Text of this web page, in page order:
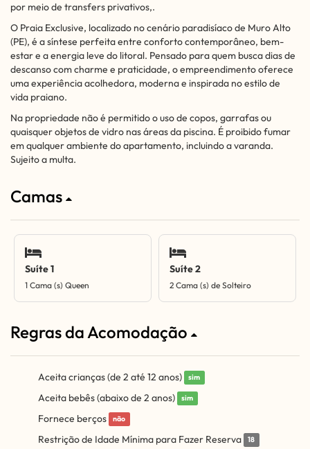
por meio de transfers privativos,.
O Praia Exclusive, localizado no cenário paradisíaco de Muro Alto
(PE), é a síntese perfeita entre conforto contemporâneo, bem-
estar e a energia leve do litoral. Pensado para quem busca dias de
descanso com charme e praticidade, o empreendimento oferece
uma experiência acolhedora, moderna e inspirada no estilo de
vida praiano.
Na propriedade não é permitido o uso de copos, garrafas ou
quaisquer objetos de vidro nas áreas da piscina. É proibido fumar
em qualquer ambiente do apartamento, incluindo a varanda.
Sujeito a multa.
Camas
Suíte 1
1 Cama (s) Queen
Suíte 2
2 Cama (s) de Solteiro
Regras da Acomodação
Aceita crianças (de 2 até 12 anos) sim
Aceita bebês (abaixo de 2 anos) sim
Fornece berços não
Restrição de Idade Mínima para Fazer Reserva 18